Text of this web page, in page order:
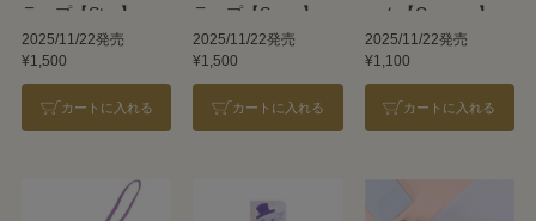
ラップ【Star】
2025/11/22発売
¥1,500
カートに入れる
ラップ【Snow】
2025/11/22発売
¥1,500
カートに入れる
ーム【Cosmos】
2025/11/22発売
¥1,100
カートに入れる